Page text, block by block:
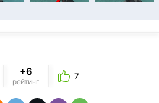
+6
рейтинг
7